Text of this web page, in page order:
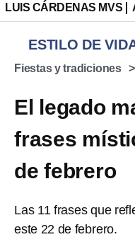
LUIS CÁRDENAS MVS
ESTILO DE
Fiestas y tradiciones
El legado
frases
de febrero
Las 11 frases que
este 22 de febrero.